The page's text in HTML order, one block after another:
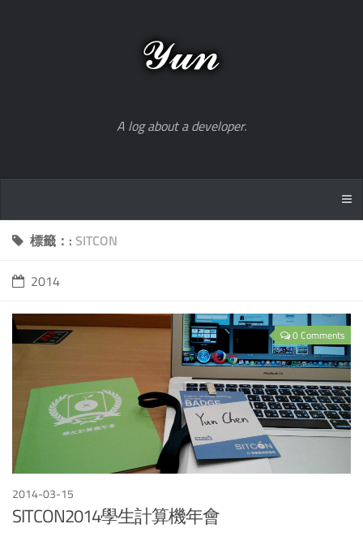
A log about a developer.
標籤：: SITCON
2014
0 Comments
2014-03-15
SITCON2014學生計算機年會